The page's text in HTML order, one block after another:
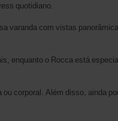
quotidiano.
varanda com vistas
enquanto o Rocca está
corporal. Além disso,